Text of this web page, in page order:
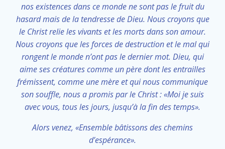
nos existences dans ce monde ne sont pas le fruit du
hasard mais de la tendresse de Dieu. Nous croyons que
le Christ relie les vivants et les morts dans son amour.
Nous croyons que les forces de destruction et le mal qui
rongent le monde n’ont pas le dernier mot. Dieu, qui
aime ses créatures comme un père dont les entrailles
frémissent, comme une mère et qui nous communique
son souffle, nous a promis par le Christ : «Moi je suis
avec vous, tous les jours, jusqu’à la fin des temps».
Alors venez, «Ensemble bâtissons des chemins
d’espérance».